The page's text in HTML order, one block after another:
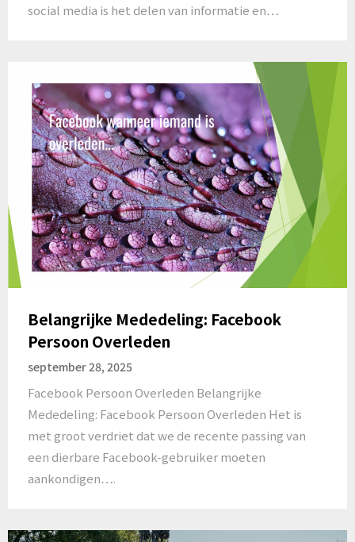
social media is het delen van informatie en…
Belangrijke Mededeling: Facebook
Persoon Overleden
september 28, 2025
Facebook Persoon Overleden Belangrijke
Mededeling: Facebook Persoon Overleden Het is
met groot verdriet dat we de recente passing van
een dierbare Facebook-gebruiker moeten
aankondigen….